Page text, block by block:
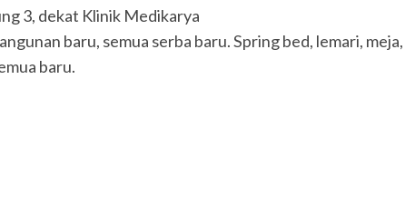
3, dekat Klinik Medikarya
baru, semua serba baru. Spring bed, lemari, meja,
baru.